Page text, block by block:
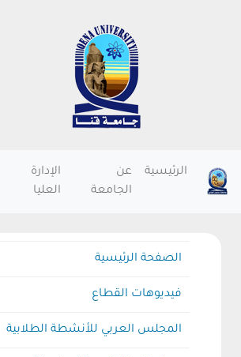
الرئيسية
عن
الجامعة
الإدارة
العليا
الصفحة الرئيسية
فيديوهات القطاع
المجلس العربي للأنشطة الطلابية